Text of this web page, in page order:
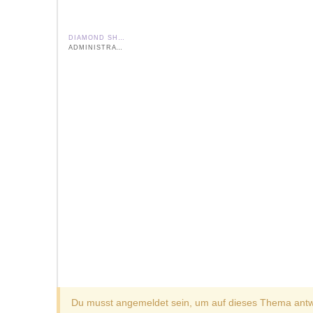
ADMINISTRATOR
Du musst angemeldet sein, um auf dieses Thema